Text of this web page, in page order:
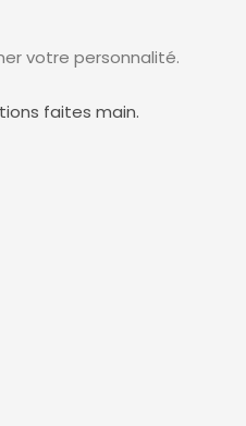
votre personnalité.
faites main.